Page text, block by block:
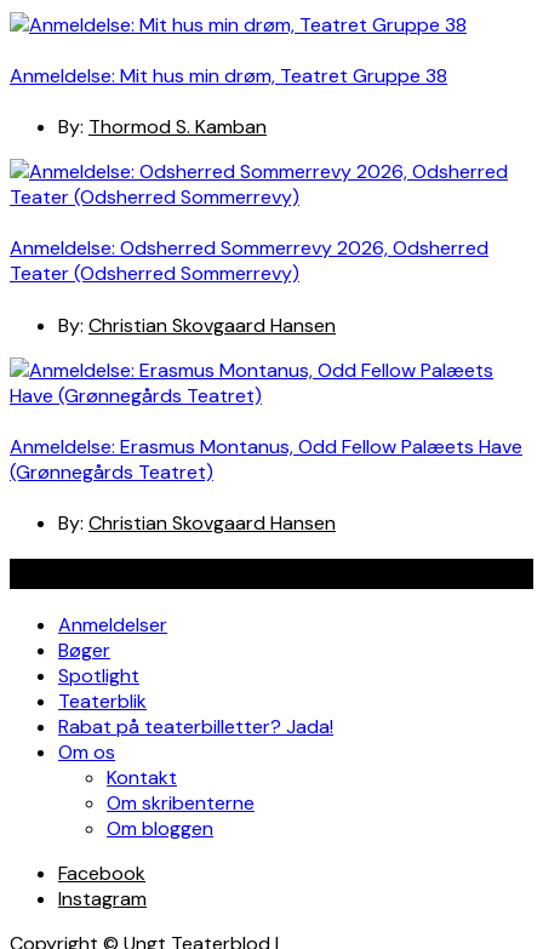
Anmeldelse: Mit hus min drøm, Teatret Gruppe 38
By: Thormod S. Kamban
Anmeldelse: Odsherred Sommerrevy 2026, Odsherred
Teater (Odsherred Sommerrevy)
By: Christian Skovgaard Hansen
Anmeldelse: Erasmus Montanus, Odd Fellow Palæets Have
(Grønnegårds Teatret)
By: Christian Skovgaard Hansen
Anmeldelser
Bøger
Spotlight
Teaterblik
Rabat på teaterbilletter? Jada!
Om os
Kontakt
Om skribenterne
Om bloggen
Facebook
Instagram
Copyright © Ungt Teaterblod |